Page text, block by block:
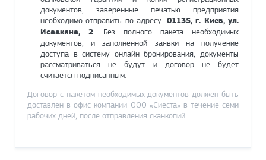
документов, заверенные печатью предприятия
необходимо отправить по адресу: 01135, г. Киев, ул.
Исаакяна, 2. Без полного пакета необходимых
документов, и заполненной заявки на получение
доступа в систему онлайн бронирования, документы
рассматриваться не будут и договор не будет
считается подписанным.
Договор с пакетом необходимых документов должен быть
доставлен в офис компании ООО «Сиеста» в течение семи
рабочих дней, после отправления сканкопий